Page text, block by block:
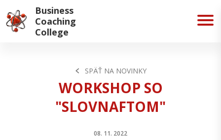
Business
Coaching
College
SPÄŤ NA NOVINKY
WORKSHOP SO
"SLOVNAFTOM"
08. 11. 2022